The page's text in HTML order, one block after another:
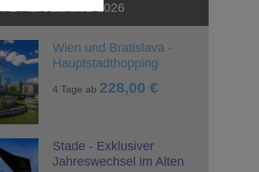
REISEZIELE 2026
Wien und Bratislava -
Hauptstadthopping
4 Tage ab 228,00 €
Stade - Exklusiver
Jahreswechsel im Alten